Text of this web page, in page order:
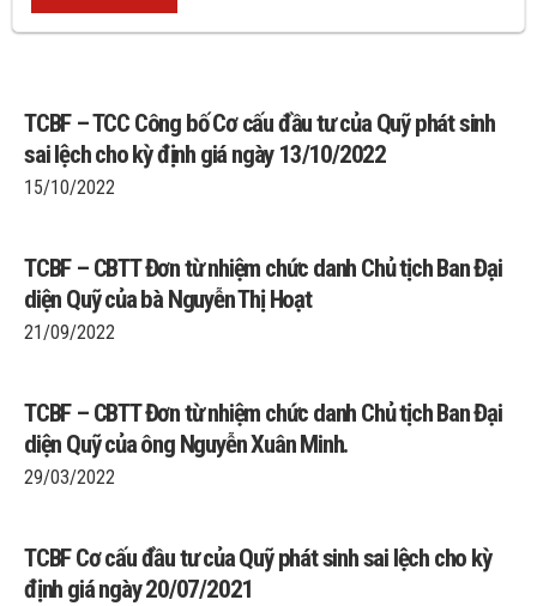
TCBF – TCC Công bố Cơ cấu đầu tư của Quỹ phát sinh
sai lệch cho kỳ định giá ngày 13/10/2022
15/10/2022
TCBF – CBTT Đơn từ nhiệm chức danh Chủ tịch Ban Đại
diện Quỹ của bà Nguyễn Thị Hoạt
21/09/2022
TCBF – CBTT Đơn từ nhiệm chức danh Chủ tịch Ban Đại
diện Quỹ của ông Nguyễn Xuân Minh.
29/03/2022
TCBF Cơ cấu đầu tư của Quỹ phát sinh sai lệch cho kỳ
định giá ngày 20/07/2021